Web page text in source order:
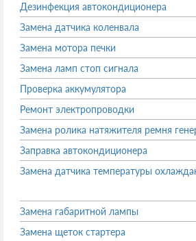
Дезинфекция автокондиционера
Замена датчика коленвала
Замена мотора печки
Замена ламп стоп сигнала
Проверка аккумулятора
Ремонт электропроводки
Замена ролика натяжителя ремня
Заправка автокондиционера
Замена датчика температуры
Замена габаритной лампы
Замена щеток стартера